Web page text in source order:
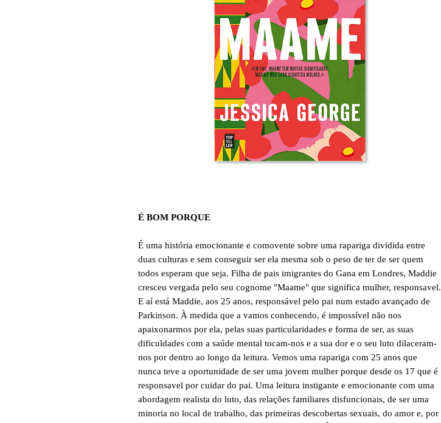
É BOM PORQUE
É uma história emocionante e comovente sobre uma rapariga dividida entre
duas culturas e sem conseguir ser ela mesma sob o peso de ter de ser quem
todos esperam que seja. Filha de pais imigrantes do Gana em Londres, Maddie
cresceu vergada pelo seu cognome "Maame" que significa mulher, responsavel.
E aí está Maddie, aos 25 anos, responsável pelo pai num estado avançado de
Parkinson. À medida que a vamos conhecendo, é impossível não nos
apaixonarmos por ela, pelas suas particularidades e forma de ser, as suas
dificuldades com a saúde mental tocam-nos e a sua dor e o seu luto dilaceram-
nos por dentro ao longo da leitura. Vemos uma rapariga com 25 anos que
nunca teve a oportunidade de ser uma jovem mulher porque desde os 17 que é
responsavel por cuidar do pai. Uma leitura instigante e emocionante com uma
abordagem realista do luto, das relações familiares disfuncionais, de ser uma
minoria no local de trabalho, das primeiras descobertas sexuais, do amor e, por